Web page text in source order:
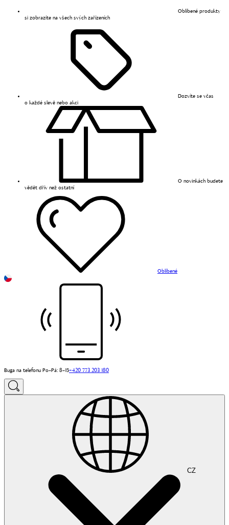
Oblíbené produkty
si zobrazíte na všech svých zařízeních
Dozvíte se včas
o každé slevě nebo akci
O novinkách budete
vědět dřív než ostatní
Oblíbené
Buga na telefonu Po–Pá: 8–15+420 773 203 180
CZ